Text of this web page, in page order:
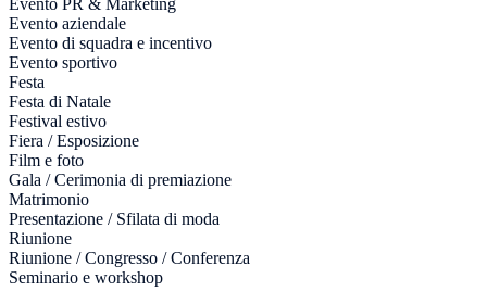
Evento PR & Marketing
Evento aziendale
Evento di squadra e incentivo
Evento sportivo
Festa
Festa di Natale
Festival estivo
Fiera / Esposizione
Film e foto
Gala / Cerimonia di premiazione
Matrimonio
Presentazione / Sfilata di moda
Riunione
Riunione / Congresso / Conferenza
Seminario e workshop